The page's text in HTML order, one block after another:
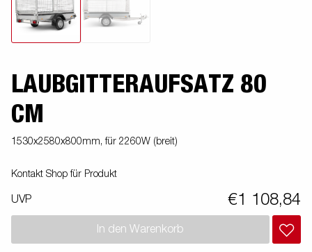
LAUBGITTERAUFSATZ 80
CM
1530x2580x800mm, für 2260W (breit)
Kontakt Shop für Produkt
UVP €1 108,84
In den Warenkorb